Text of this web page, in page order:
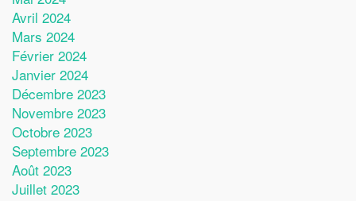
Avril 2024
Mars 2024
Février 2024
Janvier 2024
Décembre 2023
Novembre 2023
Octobre 2023
Septembre 2023
Août 2023
Juillet 2023